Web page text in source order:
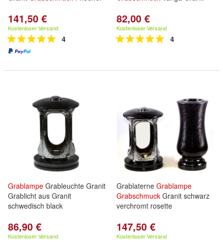
141,50 €
Kostenloser Versand
4
82,00 €
Kostenloser Versand
4
Grablampe Grableuchte Granit
Grablicht aus Granit
schwedisch black
86,90 €
Kostenloser Versand
Grablaterne Grablampe
Grabschmuck Granit schwarz
verchromt rosette
147,50 €
Kostenloser Versand